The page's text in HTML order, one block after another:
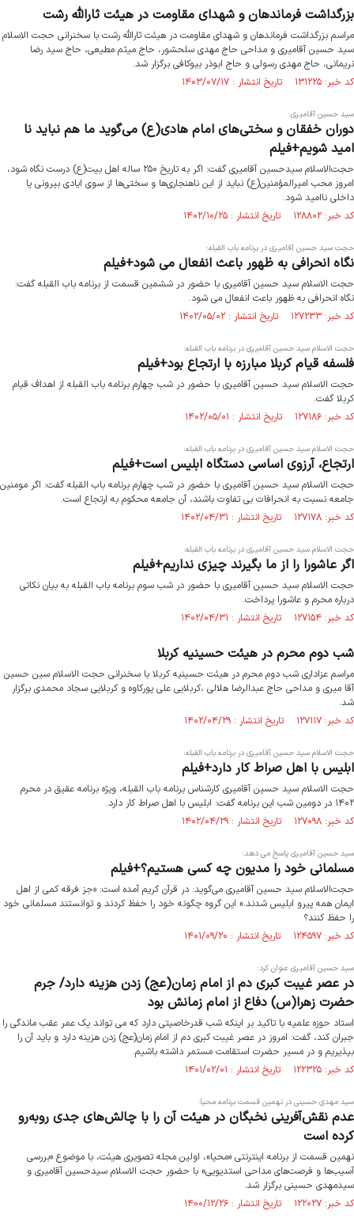
بزرگداشت فرماندهان و شهدای مقاومت در هیئت ثارالله رشت
مراسم بزرگداشت فرماندهان و شهدای مقاومت در هیئت ثارالله رشت با سخنرانی حجت الاسلام
سید حسین آقامیری و مداحی حاج مهدی سلحشور، حاج میثم مطیعی، حاج سید رضا
نریمانی، حاج مهدی رسولی و حاج ابوذر بیوکافی برگزار شد.
کد خبر: ۱۳۱۲۲۵ تاریخ انتشار : ۱۴۰۳/۰۷/۱۷
سید حسین آقامیری:
دوران خفقان و سختی‌های امام هادی(ع) می‌گوید ما هم نباید نا
امید شویم+فیلم
حجت‌الاسلام سیدحسین آقامیری گفت: اگر به تاریخ ۲۵۰ ساله اهل بیت(ع) درست نگاه شود،
امروز محب امیرالمؤمنین(ع) نباید از این ناهنجاری‌ها و سختی‌ها از سوی ایادی بیرونی یا
داخلی ناامید شود.
کد خبر: ۱۲۸۸۰۲ تاریخ انتشار : ۱۴۰۲/۱۰/۲۵
حجت سید حسین آقامیری در برنامه باب القبله:
نگاه انحرافی به ظهور باعث انفعال می شود+فیلم
حجت الاسلام سید حسین آقامیری با حضور در ششمین قسمت از برنامه باب القبله گفت:
نگاه انحرافی به ظهور باعث انفعال می شود.
کد خبر: ۱۲۷۲۳۳ تاریخ انتشار : ۱۴۰۲/۰۵/۰۲
حجت الاسلام سید حسین آقامیری در برنامه باب القبله:
فلسفه قیام کربلا مبارزه با ارتجاع بود+فیلم
حجت الاسلام سید حسین آقامیری با حضور در شب چهارم برنامه باب القبله از اهداف قیام
کربلا گفت.
کد خبر: ۱۲۷۱۸۶ تاریخ انتشار : ۱۴۰۲/۰۵/۰۱
حجت الاسلام سید حسین آقامیری در برنامه باب القبله:
ارتجاع، آرزوی اساسی دستگاه ابلیس است+فیلم
حجت الاسلام سید حسین آقامیری با حضور در شب چهارم برنامه باب القبله گفت: اگر مومنین
جامعه نسبت به انحرافات بی تفاوت باشند، آن جامعه محکوم به ارتجاع است.
کد خبر: ۱۲۷۱۷۸ تاریخ انتشار : ۱۴۰۲/۰۴/۳۱
حجت الاسلام سید حسین آقامیری در برنامه باب القبله:
اگر عاشورا را از ما بگیرند چیزی نداریم+فیلم
حجت الاسلام سید حسین آقامیری با حضور در شب سوم برنامه باب القبله به بیان نکاتی
درباره محرم و عاشورا پرداخت.
کد خبر: ۱۲۷۱۵۴ تاریخ انتشار : ۱۴۰۲/۰۴/۳۱
شب دوم محرم در هیئت حسینیه کربلا
مراسم عزاداری شب دوم محرم در هیئت حسینیه کربلا با سخنرانی حجت الاسلام سین حسین
آقا میری و مداحی حاج عبدالرضا هلالی ،کربلایی علی پورکاوه و کربلایی سجاد محمدی برگزار
شد.
کد خبر: ۱۲۷۱۱۷ تاریخ انتشار : ۱۴۰۲/۰۴/۲۹
حجت الاسلام سید حسین آقامیری در برنامه باب القبله:
ابلیس با اهل صراط کار دارد+فیلم
حجت الاسلام سید حسین آقامیری کارشناس برنامه باب القبله، ویژه برنامه عقیق در محرم
۱۴۰۲ در دومین شب این برنامه گفت: ابلیس با اهل صراط کار دارد.
کد خبر: ۱۲۷۰۹۸ تاریخ انتشار : ۱۴۰۲/۰۴/۲۹
سید حسین آقامیری پاسخ می دهد:
مسلمانی خود را مدیون چه کسی هستیم؟+فیلم
حجت‌الاسلام سید حسین آقامیری می‌گوید: در قرآن کریم آمده است: «جز فرقه کمی از اهل
ایمان همه پیرو ابلیس شدند.» این گروه چگونه خود را حفظ کردند و توانستند مسلمانی خود
را حفظ کنند؟
کد خبر: ۱۲۴۵۹۷ تاریخ انتشار : ۱۴۰۱/۰۹/۲۰
سید حسین آقامیری عنوان کرد:
در عصر غیبت کبری دم از امام زمان(عج) زدن هزینه دارد/ جرم
حضرت زهرا(س) دفاع از امام زمانش بود
استاد حوزه علمیه با تاکید بر اینکه شب قدرخاصیتی دارد که می تواند یک عمر عقب ماندگی را
جبران کند، گفت: امروز در عصر غیبت کبری دم از امام زمان(عج) زدن هزینه دارد و باید آن را
بپذیریم و در مسیر حضرت استقامت مستمر داشته باشیم.
کد خبر: ۱۲۲۳۲۵ تاریخ انتشار : ۱۴۰۱/۰۲/۰۱
سید مهدی حسینی در نهمین قسمت برنامه محیا:
عدم نقش‌آفرینی نخبگان در هیئت آن را با چالش‌های جدی روبه‌رو
کرده است
نهمین قسمت از برنامه اینترنتی «محیا»، اولین مجله تصویری هیئت، با موضوع «بررسی
آسیب‌ها و فرصت‌های مداحی استدیویی» با حضور حجت الاسلام سیدحسین آقامیری و
سیدمهدی حسینی برگزار شد.
کد خبر: ۱۲۲۰۲۷ تاریخ انتشار : ۱۴۰۰/۱۲/۲۶